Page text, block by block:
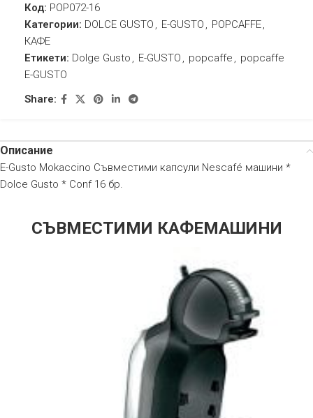
Код: POP072-16
Категории: DOLCE GUSTO , E-GUSTO , POPCAFFE,
КАФЕ
Етикети: Dolge Gusto , E-GUSTO , popcaffe , popcaffe
E-GUSTO
Share:
Описание
E-Gusto Mokaccino Съвместими капсули Nescafé машини *
Dolce Gusto * Conf 16 бр.
СЪВМЕСТИМИ КАФЕМАШИНИ